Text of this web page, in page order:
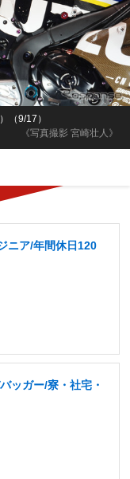
《写真撮影 宮崎壮人》
（9/17）
ニア/年間休日120
ッガー/寮・社宅・